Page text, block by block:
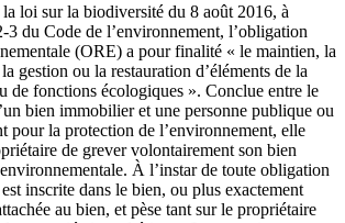
loi sur la biodiversité du 8 août 2016, à
3 du Code de l’environnement, l’obligation
(ORE) a pour finalité « le maintien, la
gestion ou la restauration d’éléments de la
de fonctions écologiques ». Conclue entre le
bien immobilier et une personne publique ou
pour la protection de l’environnement, elle
de grever volontairement son bien
À l’instar de toute obligation
inscrite dans le bien, ou plus exactement
au bien, et pèse tant sur le propriétaire